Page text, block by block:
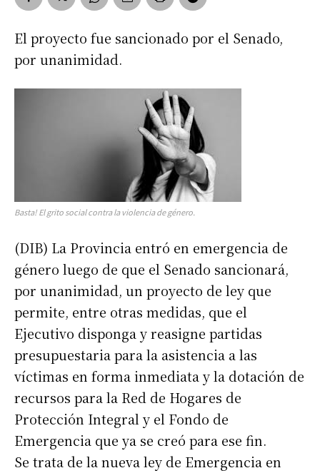
El proyecto fue sancionado por el Senado,
por unanimidad.
Basta! El grito social contra la violencia de género.
(DIB) La Provincia entró en emergencia de
género luego de que el Senado sancionará,
por unanimidad, un proyecto de ley que
permite, entre otras medidas, que el
Ejecutivo disponga y reasigne partidas
presupuestaria para la asistencia a las
víctimas en forma inmediata y la dotación de
recursos para la Red de Hogares de
Protección Integral y el Fondo de
Emergencia que ya se creó para ese fin.
Se trata de la nueva ley de Emergencia en